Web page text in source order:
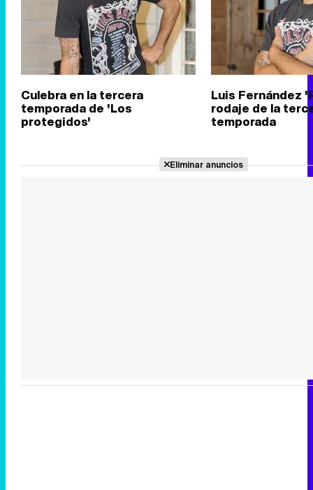
Culebra en la tercera
temporada de 'Los
protegidos'
Luis Fernández
rodaje de la
temporada
Eliminar anuncios